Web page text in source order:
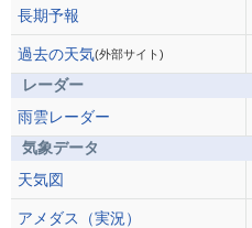
長期予報
過去の天気(外部サイト)
レーダー
雨雲レーダー
気象データ
天気図
アメダス（実況）